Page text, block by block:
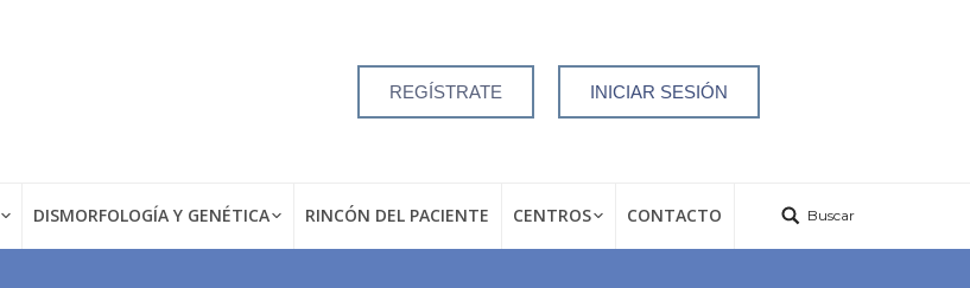
REGÍSTRATE INICIAR SESIÓN
DISMORFOLOGÍA Y GENÉTICA RINCÓN DEL PACIENTE CENTROS CONTACTO Buscar